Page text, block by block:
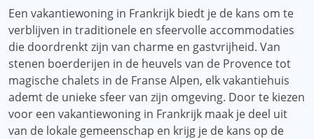
Een vakantiewoning in Frankrijk biedt je de kans om te
verblijven in traditionele en sfeervolle accommodaties
die doordrenkt zijn van charme en gastvrijheid. Van
stenen boerderijen in de heuvels van de Provence tot
magische chalets in de Franse Alpen, elk vakantiehuis
ademt de unieke sfeer van zijn omgeving. Door te kiezen
voor een vakantiewoning in Frankrijk maak je deel uit
van de lokale gemeenschap en krijg je de kans op de